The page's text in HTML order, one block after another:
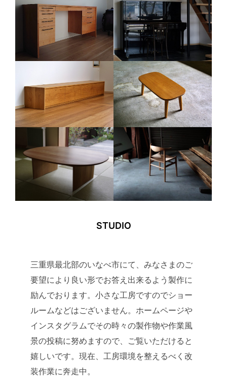
STUDIO
三重県最北部のいなべ市にて、みなさまのご
要望により良い形でお答え出来るよう製作に
励んでおります。小さな工房ですのでショー
ルームなどはございません。ホームページや
インスタグラムでその時々の製作物や作業風
景の投稿に努めますので、ご覧いただけると
嬉しいです。現在、工房環境を整えるべく改
装作業に奔走中。